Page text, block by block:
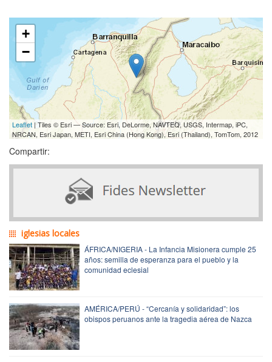
+
−
Leaflet | Tiles © Esri — Source: Esri, DeLorme, NAVTEQ, USGS, Intermap, iPC,
NRCAN, Esri Japan, METI, Esri China (Hong Kong), Esri (Thailand), TomTom, 2012
Compartir:
iglesias locales
ÁFRICA/NIGERIA - La Infancia Misionera cumple 25
años: semilla de esperanza para el pueblo y la
comunidad eclesial
AMÉRICA/PERÚ - “Cercanía y solidaridad”: los
obispos peruanos ante la tragedia aérea de Nazca